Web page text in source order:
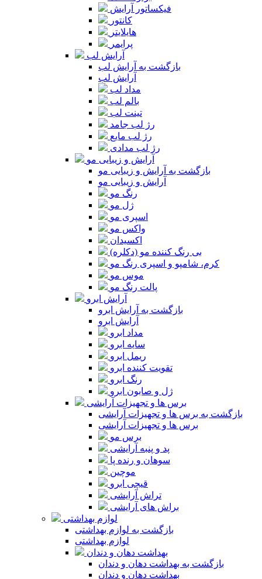
فیکساتور آرایش
کانتور
هایلایتر
پرایمر
آرایش لب
بازگشت به آرایش لب
آرایش لب
مداد لب
بالم لب
تینت لب
رژ لب جامد
رژ لب مایع
رژ لب مدادی
آرایش و زیبایی مو
بازگشت به آرایش و زیبایی مو
آرایش و زیبایی مو
رنگ مو
ژل مو
اسپری مو
واکس مو
اکسیدان
بی رنگ کننده مو (دکلره)
کرم، شامپو و اسپری رنگ مو
موس مو
پالت رنگ مو
آرایش ابرو
بازگشت به آرایش ابرو
آرایش ابرو
مداد ابرو
سایه ابرو
ریمل ابرو
تقویت کننده ابرو
رنگ ابرو
ژل و صابون ابرو
برس ها و تجهیزات آرایشی
بازگشت به برس ها و تجهیزات آرایشی
برس ها و تجهیزات آرایشی
برس مو
پد و پنبه آرایشی
سوهان و رنده پا
موچین
قیچی ابرو
تراش آرایشی
براش های آرایشی
لوازم بهداشتی
بازگشت به لوازم بهداشتی
لوازم بهداشتی
بهداشت دهان و دندان
بازگشت به بهداشت دهان و دندان
بهداشت دهان و دندان